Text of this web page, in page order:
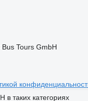
Tours GmbH
в таких категориях